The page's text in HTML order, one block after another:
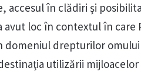
accesul în clădiri şi
loc în contextul în care
domeniul drepturilor omului
utilizării